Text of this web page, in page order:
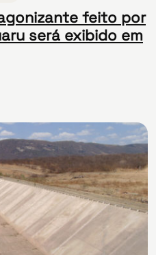
feito por
será exibido em